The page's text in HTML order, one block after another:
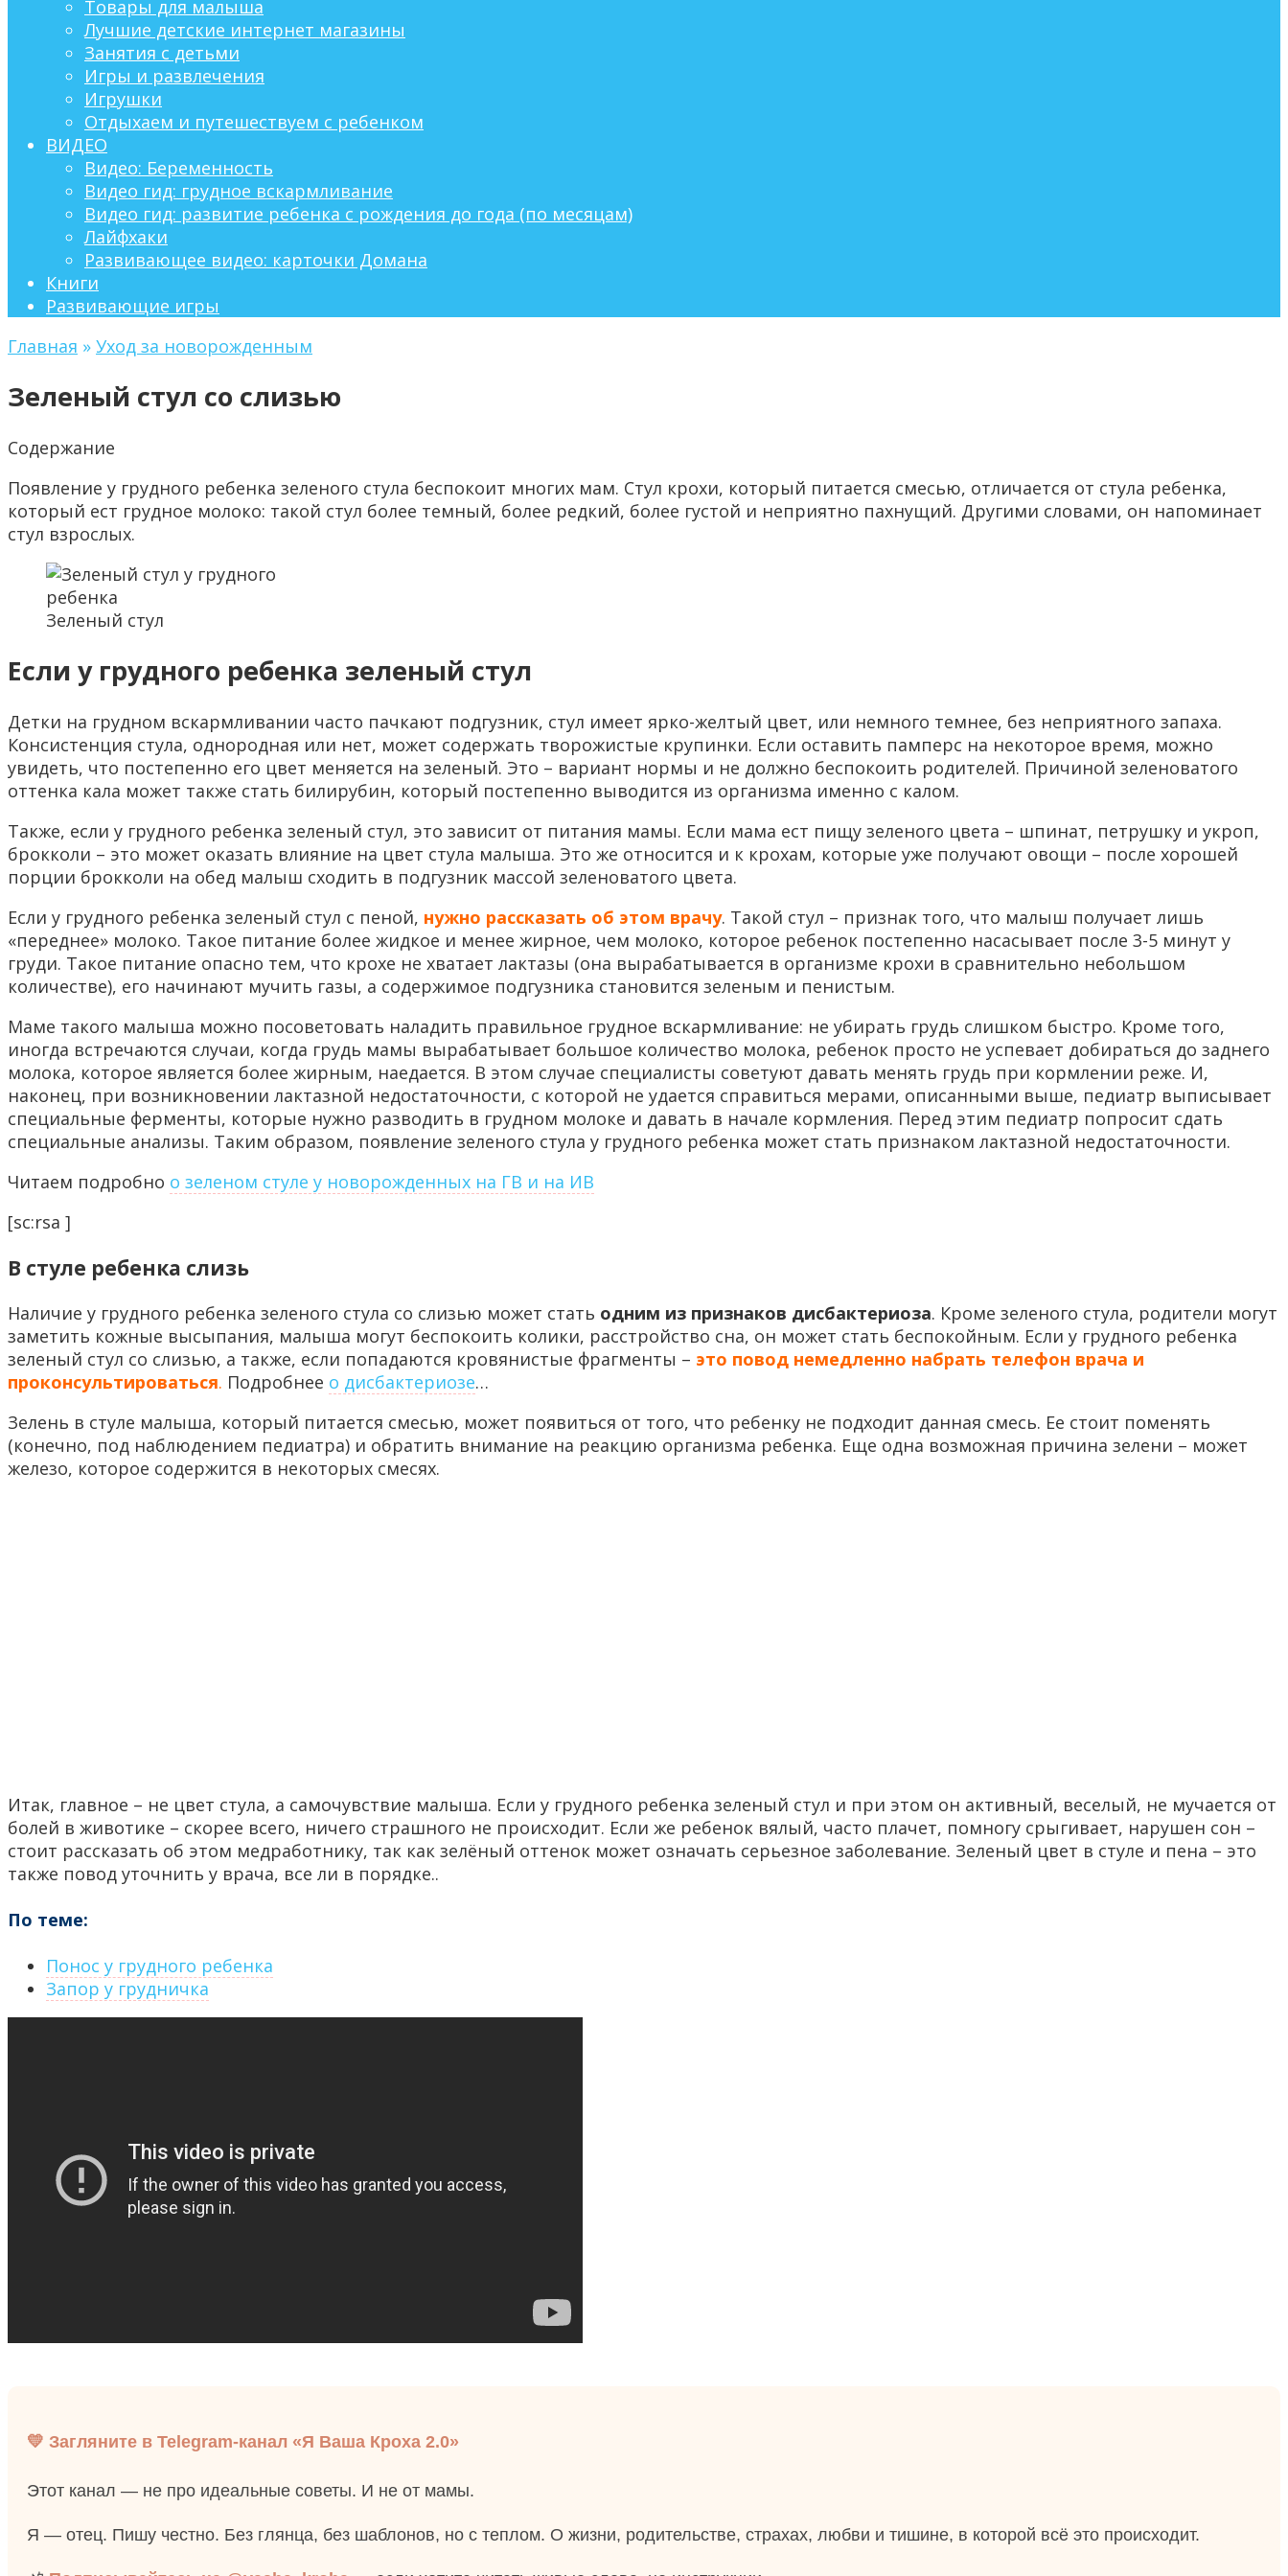
Товары для малыша
Лучшие детские интернет магазины
Занятия с детьми
Игры и развлечения
Игрушки
Отдыхаем и путешествуем с ребенком
ВИДЕО
Видео: Беременность
Видео гид: грудное вскармливание
Видео гид: развитие ребенка с рождения до года (по месяцам)
Лайфхаки
Развивающее видео: карточки Домана
Книги
Развивающие игры
Главная » Уход за новорожденным
Зеленый стул со слизью
Содержание
Появление у грудного ребенка зеленого стула беспокоит многих мам. Стул крохи, который питается смесью, отличается от стула ребенка,
который ест грудное молоко: такой стул более темный, более редкий, более густой и неприятно пахнущий. Другими словами, он напоминает
стул взрослых.
Зеленый стул
Если у грудного ребенка зеленый стул
Детки на грудном вскармливании часто пачкают подгузник, стул имеет ярко-желтый цвет, или немного темнее, без неприятного запаха.
Консистенция стула, однородная или нет, может содержать творожистые крупинки. Если оставить памперс на некоторое время, можно
увидеть, что постепенно его цвет меняется на зеленый. Это – вариант нормы и не должно беспокоить родителей. Причиной зеленоватого
оттенка кала может также стать билирубин, который постепенно выводится из организма именно с калом.
Также, если у грудного ребенка зеленый стул, это зависит от питания мамы. Если мама ест пищу зеленого цвета – шпинат, петрушку и укроп,
брокколи – это может оказать влияние на цвет стула малыша. Это же относится и к крохам, которые уже получают овощи – после хорошей
порции брокколи на обед малыш сходить в подгузник массой зеленоватого цвета.
Если у грудного ребенка зеленый стул с пеной, нужно рассказать об этом врачу. Такой стул – признак того, что малыш получает лишь
«переднее» молоко. Такое питание более жидкое и менее жирное, чем молоко, которое ребенок постепенно насасывает после 3-5 минут у
груди. Такое питание опасно тем, что крохе не хватает лактазы (она вырабатывается в организме крохи в сравнительно небольшом
количестве), его начинают мучить газы, а содержимое подгузника становится зеленым и пенистым.
Маме такого малыша можно посоветовать наладить правильное грудное вскармливание: не убирать грудь слишком быстро. Кроме того,
иногда встречаются случаи, когда грудь мамы вырабатывает большое количество молока, ребенок просто не успевает добираться до заднего
молока, которое является более жирным, наедается. В этом случае специалисты советуют давать менять грудь при кормлении реже. И,
наконец, при возникновении лактазной недостаточности, с которой не удается справиться мерами, описанными выше, педиатр выписывает
специальные ферменты, которые нужно разводить в грудном молоке и давать в начале кормления. Перед этим педиатр попросит сдать
специальные анализы. Таким образом, появление зеленого стула у грудного ребенка может стать признаком лактазной недостаточности.
Читаем подробно о зеленом стуле у новорожденных на ГВ и на ИВ
[sc:rsa ]
В стуле ребенка слизь
Наличие у грудного ребенка зеленого стула со слизью может стать одним из признаков дисбактериоза. Кроме зеленого стула, родители могут
заметить кожные высыпания, малыша могут беспокоить колики, расстройство сна, он может стать беспокойным. Если у грудного ребенка
зеленый стул со слизью, а также, если попадаются кровянистые фрагменты – это повод немедленно набрать телефон врача и
проконсультироваться. Подробнее о дисбактериозе…
Зелень в стуле малыша, который питается смесью, может появиться от того, что ребенку не подходит данная смесь. Ее стоит поменять
(конечно, под наблюдением педиатра) и обратить внимание на реакцию организма ребенка. Еще одна возможная причина зелени – может
железо, которое содержится в некоторых смесях.
Итак, главное – не цвет стула, а самочувствие малыша. Если у грудного ребенка зеленый стул и при этом он активный, веселый, не мучается от
болей в животике – скорее всего, ничего страшного не происходит. Если же ребенок вялый, часто плачет, помногу срыгивает, нарушен сон –
стоит рассказать об этом медработнику, так как зелёный оттенок может означать серьезное заболевание. Зеленый цвет в стуле и пена – это
также повод уточнить у врача, все ли в порядке..
По теме:
Понос у грудного ребенка
Запор у грудничка
💛 Загляните в Telegram-канал «Я Ваша Кроха 2.0»
Этот канал — не про идеальные советы. И не от мамы.
Я — отец. Пишу честно. Без глянца, без шаблонов, но с теплом. О жизни, родительстве, страхах, любви и тишине, в которой всё это происходит.